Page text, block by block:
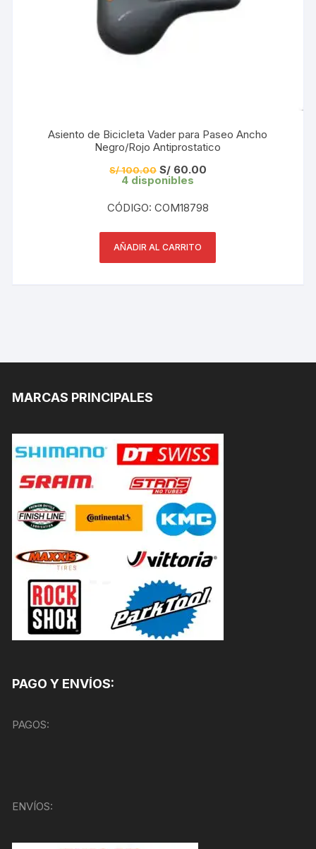
Asiento de Bicicleta Vader para Paseo Ancho
Negro/Rojo Antiprostatico
S/100.00 El
precio
S/ 100.00.
S/60.00El
S/ 60.00.
4 disponibles
CÓDIGO: COM18798
AÑADIR AL CARRITO
MARCAS PRINCIPALES
PAGO Y ENVÍOS:
PAGOS:
ENVÍOS: